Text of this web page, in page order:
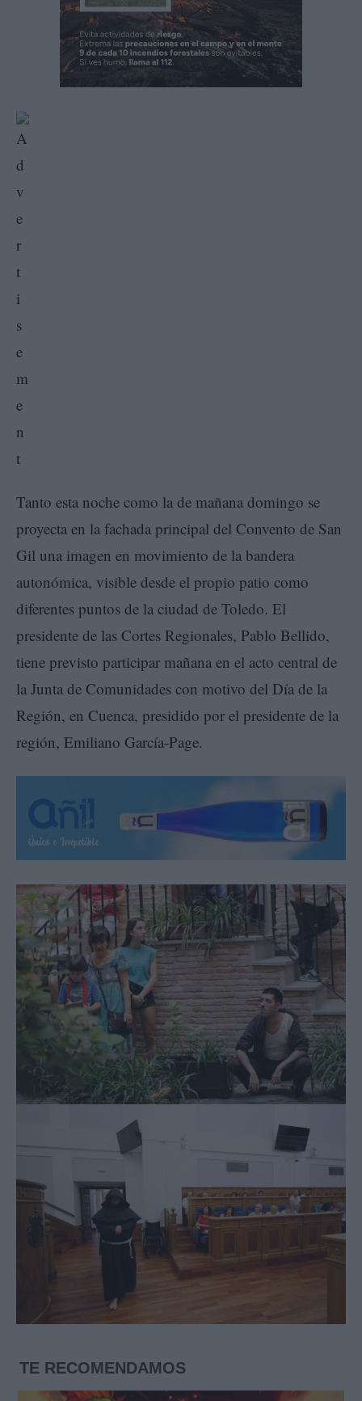
Tanto esta noche como la de mañana domingo se
proyecta en la fachada principal del Convento de San
Gil una imagen en movimiento de la bandera
autonómica, visible desde el propio patio como
diferentes puntos de la ciudad de Toledo. El
presidente de las Cortes Regionales, Pablo Bellido,
tiene previsto participar mañana en el acto central de
la Junta de Comunidades con motivo del Día de la
Región, en Cuenca, presidido por el presidente de la
región, Emiliano García-Page.
TE RECOMENDAMOS